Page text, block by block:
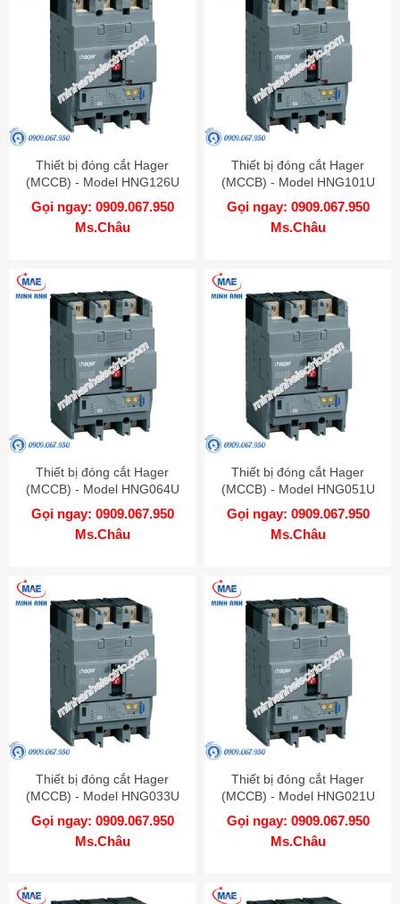
Thiết bị đóng cắt Hager
(MCCB) - Model HNG126U
Gọi ngay: 0909.067.950
Ms.Châu
Thiết bị đóng cắt Hager
(MCCB) - Model HNG101U
Gọi ngay: 0909.067.950
Ms.Châu
Thiết bị đóng cắt Hager
(MCCB) - Model HNG064U
Gọi ngay: 0909.067.950
Ms.Châu
Thiết bị đóng cắt Hager
(MCCB) - Model HNG051U
Gọi ngay: 0909.067.950
Ms.Châu
Thiết bị đóng cắt Hager
(MCCB) - Model HNG033U
Gọi ngay: 0909.067.950
Ms.Châu
Thiết bị đóng cắt Hager
(MCCB) - Model HNG021U
Gọi ngay: 0909.067.950
Ms.Châu